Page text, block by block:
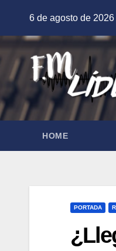
contenido
6 de agosto de 2026
HOME
PORTADA